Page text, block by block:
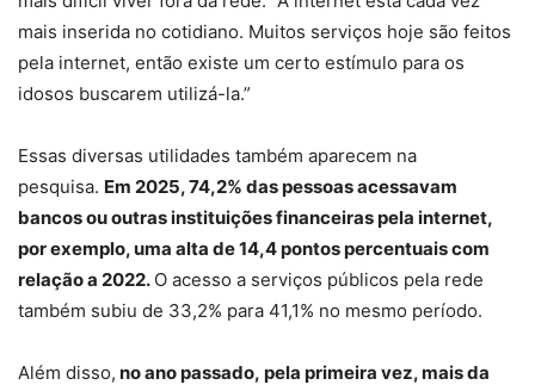
mais inserida no cotidiano. Muitos serviços hoje são feitos
pela internet, então existe um certo estímulo para os
idosos buscarem utilizá-la.”
Essas diversas utilidades também aparecem na
pesquisa. Em 2025, 74,2% das pessoas acessavam
bancos ou outras instituições financeiras pela internet,
por exemplo, uma alta de 14,4 pontos percentuais com
relação a 2022. O acesso a serviços públicos pela rede
também subiu de 33,2% para 41,1% no mesmo período.
Além disso, no ano passado, pela primeira vez, mais da